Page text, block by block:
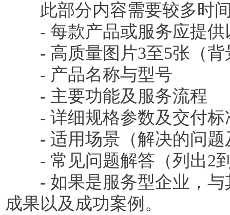
此部分内容需要较多时间
- 每款产品或服务应提供
- 高质量图片3至5张（背
- 产品名称与型号
- 主要功能及服务流程
- 详细规格参数及交付标
- 适用场景（解决的问题
- 常见问题解答（列出2
- 如果是服务型企业，与
成果以及成功案例。